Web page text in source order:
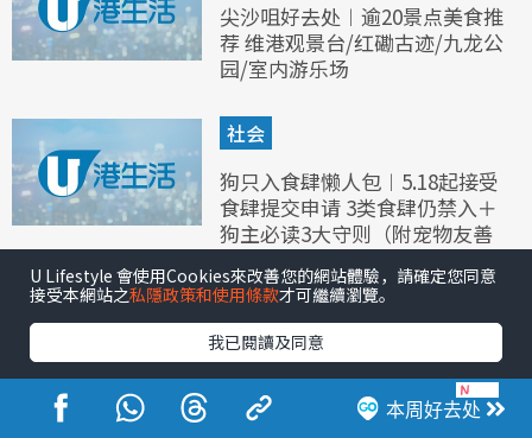
尖沙咀好去处︱逾20景点美食推
荐 维港观景台/红磡古迹/九龙公
园/室内游乐场
社会
狗只入食肆懒人包︱5.18起接受
食肆提交申请 3类食肆仍禁入＋
狗主必读3大守则（附宠物友善
餐厅推荐）
本周好去处
U Lifestyle 會使用Cookies來改善您的網站體驗，請確定您同意
接受本網站之私隱政策和使用條款才可繼續瀏覽。
我已閱讀及同意